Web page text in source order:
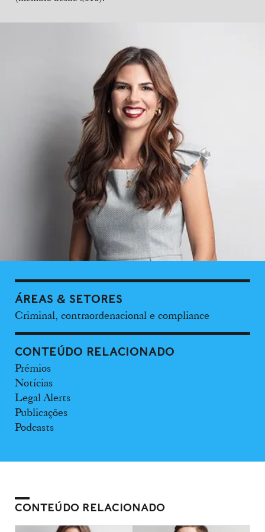
ÁREAS & SETORES
Criminal, contraordenacional e compliance
CONTEÚDO RELACIONADO
Prémios
Notícias
Legal Alerts
Publicações
Podcasts
CONTEÚDO RELACIONADO